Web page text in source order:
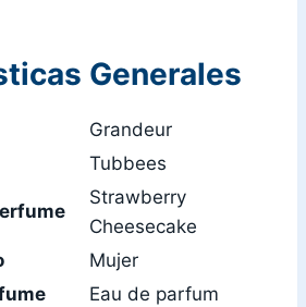
Generales
Grandeur
Tubbees
Strawberry
Cheesecake
Mujer
Eau de parfum